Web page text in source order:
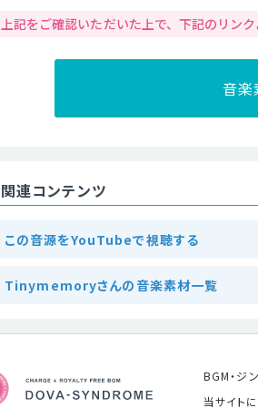
上記をご確認いただいた上で、下記のリン
音楽
関連コンテンツ
この音源をYouTubeで視聴する
Tinymemoryさんの音楽素材一覧
BGM・ジ
当サイト